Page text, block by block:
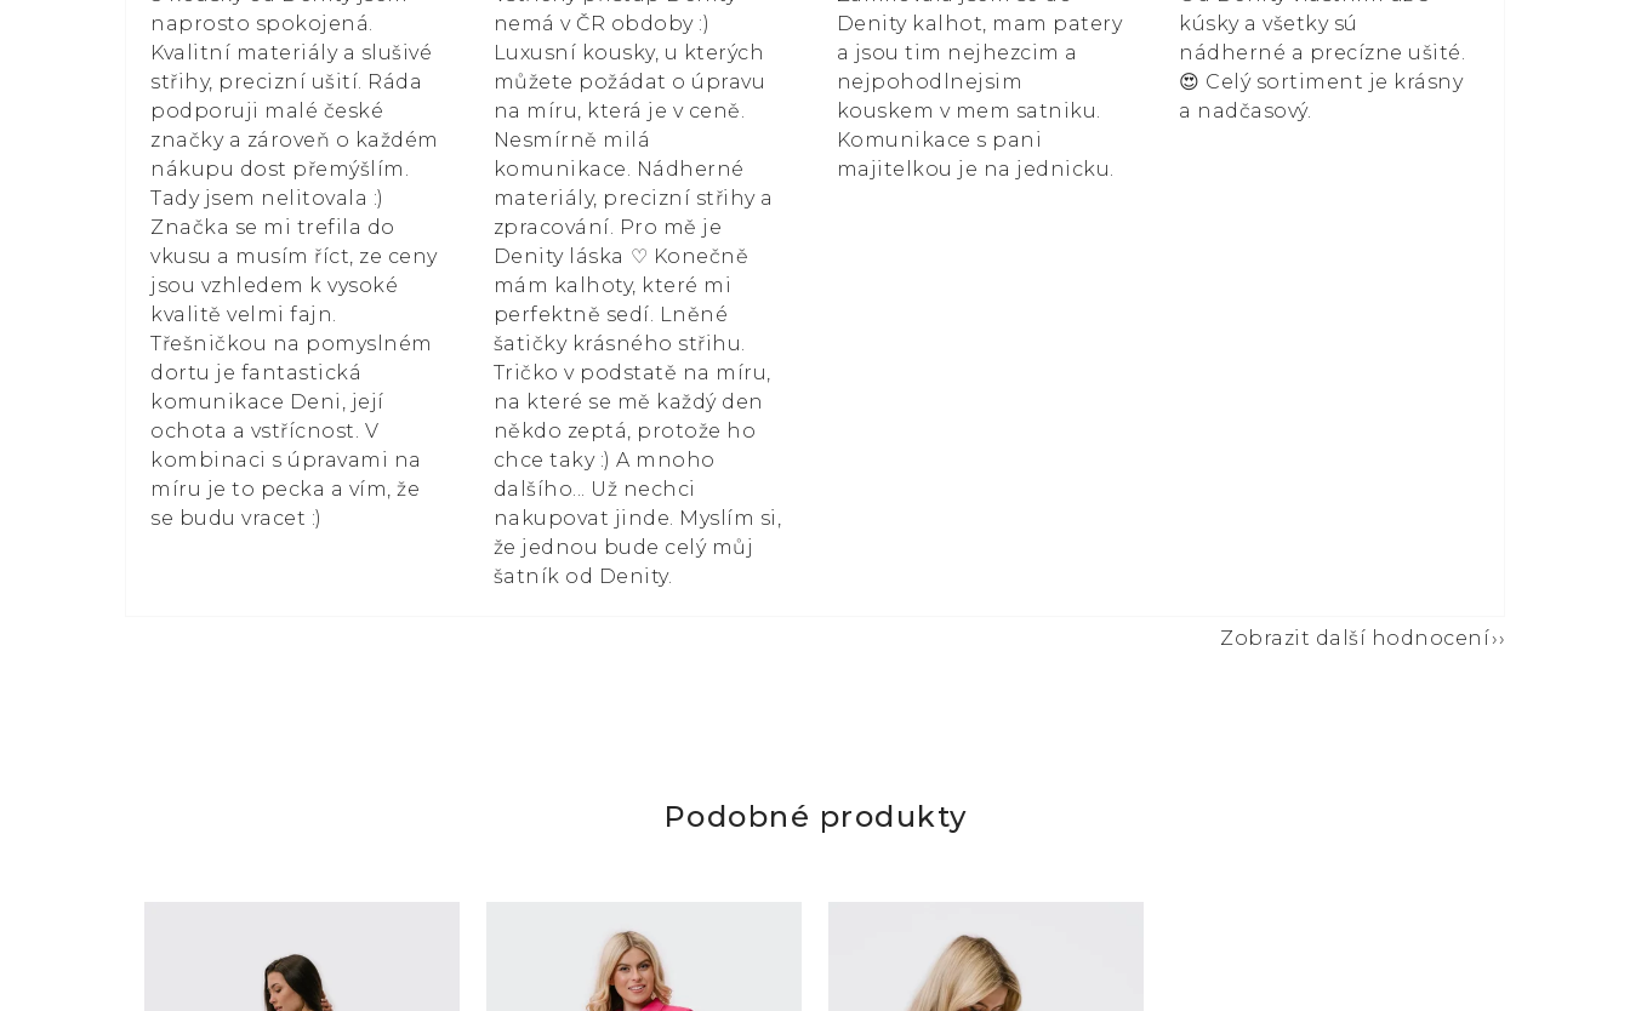
naprosto spokojená.
Kvalitní materiály a slušivé
střihy, precizní ušití. Ráda
podporuji malé české
značky a zároveň o každém
nákupu dost přemýšlím.
Tady jsem nelitovala :)
Značka se mi trefila do
vkusu a musím říct, ze ceny
jsou vzhledem k vysoké
kvalitě velmi fajn.
Třešničkou na pomyslném
dortu je fantastická
komunikace Deni, její
ochota a vstřícnost. V
kombinaci s úpravami na
míru je to pecka a vím, že
se budu vracet :)
nemá v ČR obdoby :)
Luxusní kousky, u kterých
můžete požádat o úpravu
na míru, která je v ceně.
Nesmírně milá
komunikace. Nádherné
materiály, precizní střihy a
zpracování. Pro mě je
Denity láska ⁠♡ Konečně
mám kalhoty, které mi
perfektně sedí. Lněné
šatičky krásného střihu.
Tričko v podstatě na míru,
na které se mě každý den
někdo zeptá, protože ho
chce taky :) A mnoho
dalšího... Už nechci
nakupovat jinde. Myslím si,
že jednou bude celý můj
šatník od Denity.
Denity kalhot, mam patery
a jsou tim nejhezcim a
nejpohodlnejsim
kouskem v mem satniku.
Komunikace s pani
majitelkou je na jednicku.
kúsky a všetky sú
nádherné a precízne ušité.
😍 Celý sortiment je krásny
a nadčasový.
Zobrazit další hodnocení
Podobné produkty